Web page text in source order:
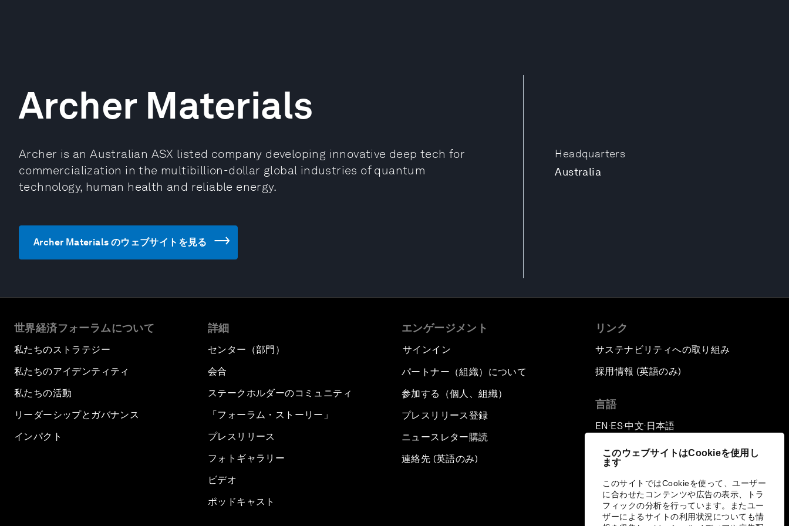
このウェブサイトはCookieを使用し
ます
このサイトではCookieを使って、ユーザー
に合わせたコンテンツや広告の表示、トラ
フィックの分析を行っています。またユー
ザーによるサイトの利用状況についても情
Headquarters
Australia
Archer Materials
Archer is an Australian ASX listed company developing innovative deep tech for
commercialization in the multibillion-dollar global industries of quantum
technology, human health and reliable energy.
Archer Materials のウェブサイトを見る
世界経済フォーラムについて
私たちのストラテジー
私たちのアイデンティティ
私たちの活動
リーダーシップとガバナンス
インパクト
詳細
センター（部門）
会合
ステークホルダーのコミュニティ
「フォーラム・ストーリー」
プレスリリース
フォトギャラリー
ビデオ
ポッドキャスト
エンゲージメント
サインイン
パートナー（組織）について
参加する（個人、組織）
プレスリリース登録
ニュースレター購読
連絡先 (英語のみ)
リンク
サステナビリティへの取り組み
採用情報 (英語のみ)
言語
EN ▪ES▪中文▪ 日本語